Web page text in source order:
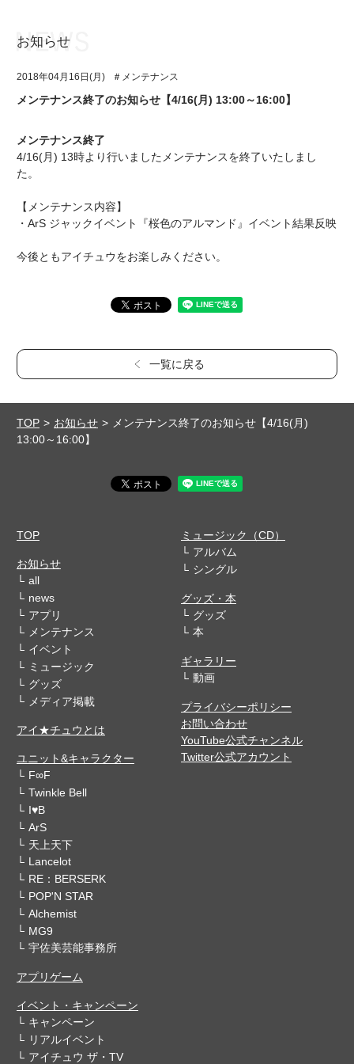
アプリゲーム
ミュージック
ユニット&キャラクター
イベント・キャンペーン
お知らせ
2018年04月16日(月) ＃メンテナンス
メンテナンス終了のお知らせ【4/16(月) 13:00～16:00】
メンテナンス終了
4/16(月) 13時より行いましたメンテナンスを終了いたしまし
た。
【メンテナンス内容】
・ArS ジャックイベント『桜色のアルマンド』イベント結果反映
今後ともアイチュウをお楽しみください。
一覧に戻る
TOP お知らせ
メンテナンス終了のお知らせ【4/16(月)
13:00～16:00】
TOP
お知らせ
all
news
アプリ
メンテナンス
イベント
ミュージック
グッズ
メディア掲載
アイ★チュウとは
ユニット&キャラクター
F∞F
Twinkle Bell
I♥B
ArS
天上天下
Lancelot
RE：BERSERK
POP'N STAR
Alchemist
MG9
宇佐美芸能事務所
アプリゲーム
イベント・キャンペーン
キャンペーン
リアルイベント
アイチュウ ザ・TV
ミュージック（CD）
アルバム
シングル
グッズ・本
グッズ
本
ギャラリー
動画
プライバシーポリシー
お問い合わせ
YouTube公式チャンネル
Twitter公式アカウント